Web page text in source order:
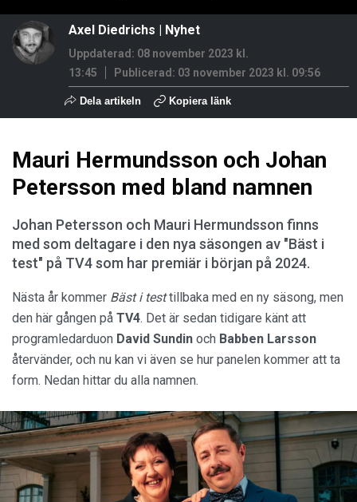
Axel Diedrichs Nyhet
Uppdaterad: 08 november 2023 kl.
13:45
Publicerad: 03 november 2023 kl. 09:56
Dela artikeln Kopiera länk
Mauri Hermundsson och Johan
Petersson med bland namnen
Johan Petersson och Mauri Hermundsson finns
med som deltagare i den nya säsongen av "Bäst i
test" på TV4 som har premiär i början på 2024.
Nästa år kommer Bäst i testtillbaka med en ny säsong, men
den här gången på TV4. Det är sedan tidigare känt att
programledarduon David Sundin och Babben Larsson
återvänder, och nu kan vi även se hur panelen kommer att ta
form. Nedan hittar du alla namnen.